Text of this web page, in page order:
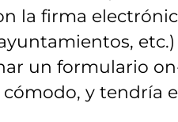
la firma
un formulario
y tendría